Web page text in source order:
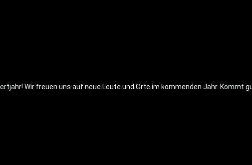
Wir freuen uns auf neue Leute und Orte im kommenden Jahr. Kommt